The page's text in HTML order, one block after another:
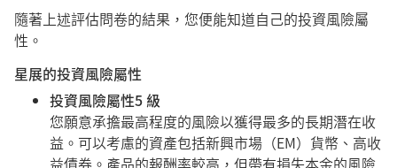
隨著上述評估問卷的結果，您便能知道自己的投資風險屬
性。
星展的投資風險屬性
投資風險屬性5 級
您願意承擔最高程度的風險以獲得最多的長期潛在收
益。可以考慮的資產包括新興市場（EM）貨幣、高收
益債券。產品的報酬率較高，但帶有損失本金的風險